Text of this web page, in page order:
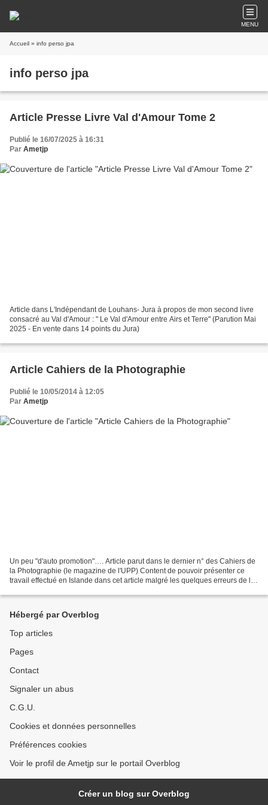
MENU
Accueil » info perso jpa
info perso jpa
Article Presse Livre Val d'Amour Tome 2
Publié le 16/07/2025 à 16:31
Par Ametjp
Article dans L'Indépendant de Louhans- Jura à propos de mon second livre
consacré au Val d'Amour : " Le Val d'Amour entre Airs et Terre" (Parution Mai
2025 - En vente dans 14 points du Jura)
Article Cahiers de la Photographie
Publié le 10/05/2014 à 12:05
Par Ametjp
Un peu "d'auto promotion"…. Article parut dans le dernier n° des Cahiers de
la Photographie (le magazine de l'UPP) Content de pouvoir présenter ce
travail effectué en Islande dans cet article malgré les quelques erreurs de la
Hébergé par Overblog
Top articles
Pages
Contact
Signaler un abus
C.G.U.
Cookies et données personnelles
Préférences cookies
Voir le profil de Ametjp sur le portail Overblog
Créer un blog sur Overblog